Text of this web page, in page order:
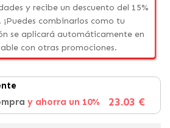
y recibe un descuento del 15%
¡Puedes combinarlos como tu
se aplicará automáticamente en
con otras promociones.
y ahorra un 10% 23.03 €